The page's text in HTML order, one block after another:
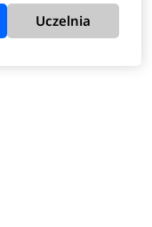
Uczelnia